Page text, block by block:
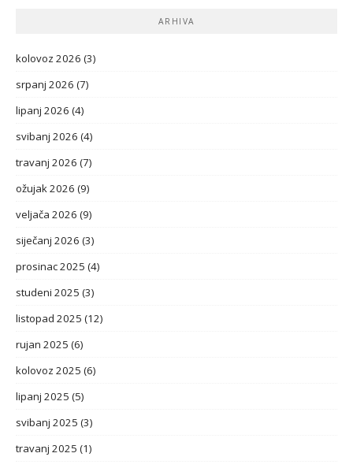
ARHIVA
kolovoz 2026 (3)
srpanj 2026 (7)
lipanj 2026 (4)
svibanj 2026 (4)
travanj 2026 (7)
ožujak 2026 (9)
veljača 2026 (9)
siječanj 2026 (3)
prosinac 2025 (4)
studeni 2025 (3)
listopad 2025 (12)
rujan 2025 (6)
kolovoz 2025 (6)
lipanj 2025 (5)
svibanj 2025 (3)
travanj 2025 (1)